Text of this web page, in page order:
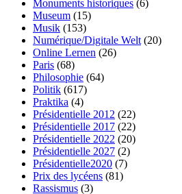
Monuments historiques (6)
Museum (15)
Musik (153)
Numérique/Digitale Welt(20)
Online Lernen (26)
Paris (68)
Philosophie (64)
Politik (617)
Praktika (4)
Présidentielle 2012 (22)
Présidentielle 2017 (22)
Présidentielle 2022 (20)
Présidentielle 2027 (2)
Présidentielle2020 (7)
Prix des lycéens (81)
Rassismus (3)